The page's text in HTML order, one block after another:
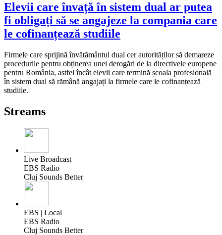
Elevii care învață în sistem dual ar putea
fi obligați să se angajeze la compania care
le cofinanțează studiile
Firmele care sprijină învățământul dual cer autorităților să demareze
procedurile pentru obținerea unei derogări de la directivele europene
pentru România, astfel încât elevii care termină școala profesională
în sistem dual să rămână angajați la firmele care le cofinanțează
studiile.
Streams
Live Broadcast
EBS Radio
Cluj Sounds Better
EBS | Local
EBS Radio
Cluj Sounds Better